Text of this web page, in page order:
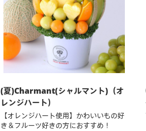
(夏)Charmant(シャルマント)（オ
レンジハート）
【オレンジハート使用】かわいいもの好
き＆フルーツ好きの方におすすめ！